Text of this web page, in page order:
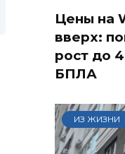
Цены на
вверх:
рост до
БПЛА
ИЗ ЖИЗНИ